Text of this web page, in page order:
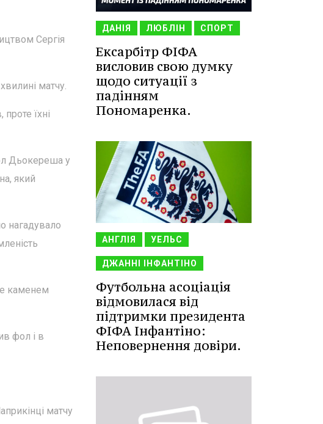
Сергія
матчу.
їхні
Дьокереша у
який
нагадувало
каменем
фол і в
матчу
ДАНІЯ ЛЮБЛІН СПОРТ
Ексарбітр ФІФА
висловив свою думку
щодо ситуації з
падінням
Пономаренка.
АНГЛІЯ УЕЛЬС
ДЖАННІ ІНФАНТІНО
Футбольна асоціація
відмовилася від
підтримки президента
ФІФА Інфантіно:
Неповернення довіри.